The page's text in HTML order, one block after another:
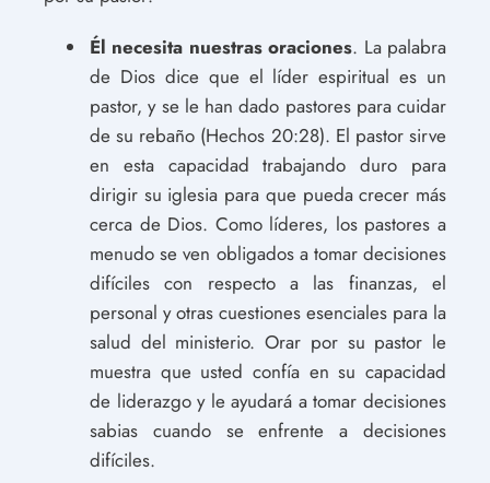
Él necesita nuestras oraciones. La palabra
de Dios dice que el líder espiritual es un
pastor, y se le han dado pastores para cuidar
de su rebaño (Hechos 20:28). El pastor sirve
en esta capacidad trabajando duro para
dirigir su iglesia para que pueda crecer más
cerca de Dios. Como líderes, los pastores a
menudo se ven obligados a tomar decisiones
difíciles con respecto a las finanzas, el
personal y otras cuestiones esenciales para la
salud del ministerio. Orar por su pastor le
muestra que usted confía en su capacidad
de liderazgo y le ayudará a tomar decisiones
sabias cuando se enfrente a decisiones
difíciles.